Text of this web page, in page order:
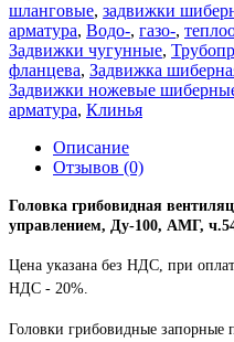
шланговые, задвижки
арматура, Водо-, газо-,
Задвижки чугунные,
фланцева, Задвижка
Задвижки ножевые
арматура, Клинья
Описание
Отзывов (0)
Головка грибовидная
управлением, Ду-100, АМГ,
Цена указана без НДС, при
НДС - 20%.
Головки грибовидные запорные